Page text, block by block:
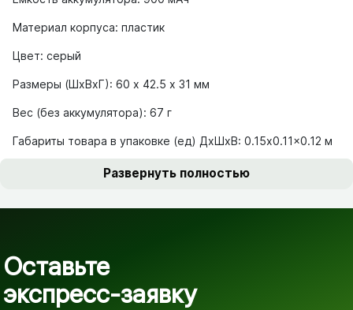
Материал корпуса: пластик
Цвет: серый
Размеры (ШхВхГ): 60 х 42.5 х 31 мм
Вес (без аккумулятора): 67 г
Габариты товара в упаковке (ед) ДхШхВ: 0.15x0.11x0.12 м
Вес товара в упаковке (ед): 0.495 кг
Развернуть полностью
Оставьте
экспресс-заявку